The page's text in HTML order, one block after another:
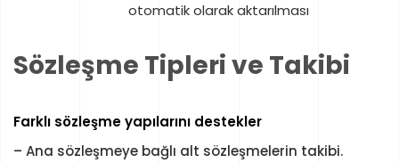
otomatik olarak aktarılması
Sözleşme Tipleri ve Takibi
Farklı sözleşme yapılarını destekler
– Ana sözleşmeye bağlı alt sözleşmelerin takibi.